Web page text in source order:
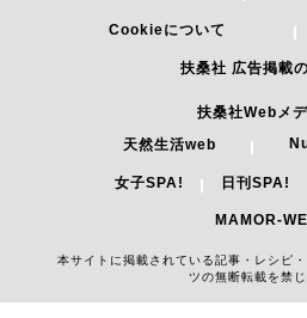
Cookieについて
扶桑社 広告掲載
扶桑社Webメ
天然生活web
女子SPA! 日刊SPA!
MAMOR-
本サイトに掲載されている記事・レシピ
ツの無断転載を禁じ